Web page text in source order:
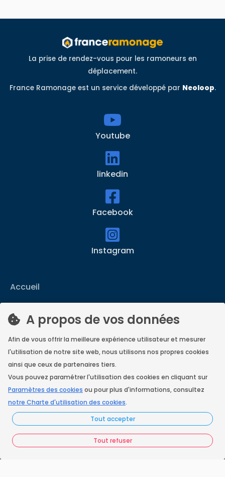
A propos de vos données
Afin de vous offrir la meilleure expérience utilisateur et mesurer
l'utilisation de notre site web, nous utilisons nos propres cookies
ainsi que ceux de partenaires tiers.
Vous pouvez paramétrer l'utilisation des cookies en cliquant sur
Paramètres des cookies ou pour plus d'informations, consultez
notre Charte d'utilisation des cookies.
Tout accepter
Tout refuser
La prise de rendez-vous pour les ramoneurs en
déplacement.
France Ramonage est un service développé par Neoloop.
Youtube
linkedin
Facebook
Instagram
Accueil
Vos questions
FAQ France Ramonage
Les ramoneurs proches de chez vous
Espace juridique
Préférences Cookies
Vous êtes un ramoneur ?